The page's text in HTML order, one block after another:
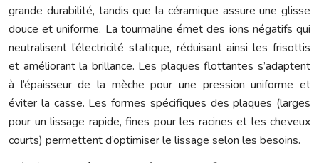
grande durabilité, tandis que la céramique assure une glisse
douce et uniforme. La tourmaline émet des ions négatifs qui
neutralisent l’électricité statique, réduisant ainsi les frisottis
et améliorant la brillance. Les plaques flottantes s’adaptent
à l’épaisseur de la mèche pour une pression uniforme et
éviter la casse. Les formes spécifiques des plaques (larges
pour un lissage rapide, fines pour les racines et les cheveux
courts) permettent d’optimiser le lissage selon les besoins.